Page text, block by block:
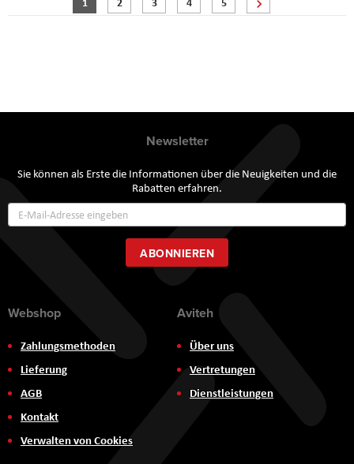
Newsletter
Sie können als Erste die Informationen über die Neuigkeiten und die
Rabatten erfahren.
zum
Newsletter:
ABONNIEREN
Webshop
Zahlungsmethoden
Lieferung
AGB
Kontakt
Verwalten von Cookies
Aviteh
Über uns
Vertretungen
Dienstleistungen